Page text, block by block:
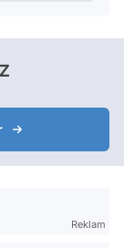
Reklam